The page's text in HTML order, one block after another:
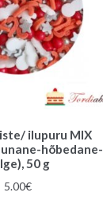
ilupuru MIX
hõbedane-
50 g
5.00€